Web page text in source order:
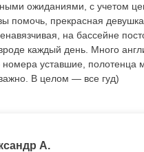
ожиданиями, с учетом
помочь, прекрасная
на бассейне
каждый день. Много
уставшие, полотенца
В целом — все гуд)
А.